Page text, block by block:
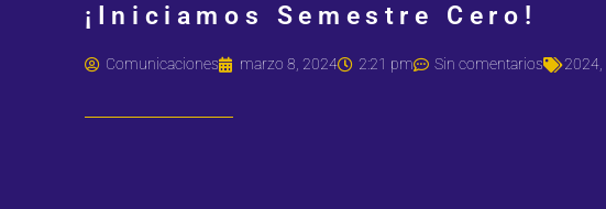
¡Iniciamos Semestre Cero!
Comunicaciones marzo 8, 2024 2:21 pm Sin comentarios 2024